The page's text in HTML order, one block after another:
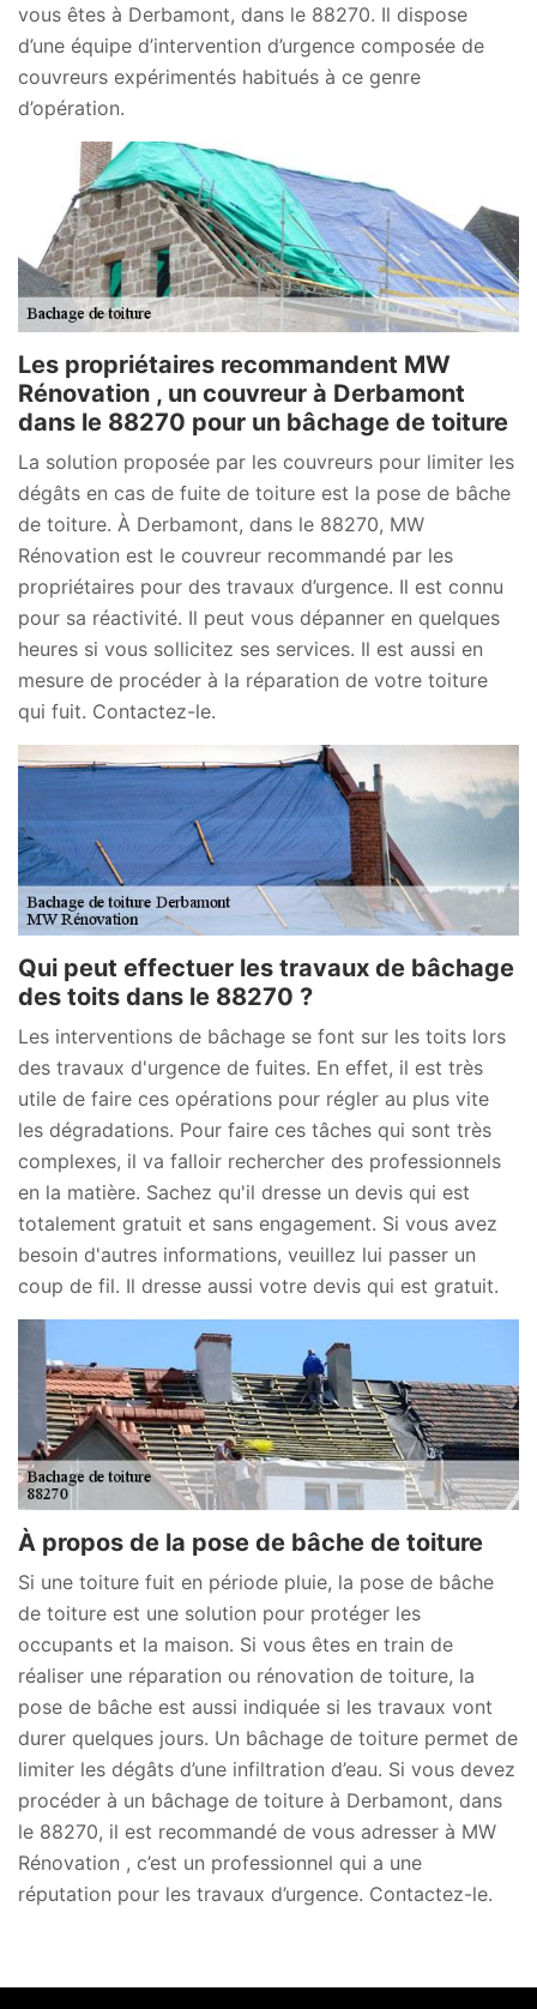
vous êtes à Derbamont, dans le 88270. Il dispose
d’une équipe d’intervention d’urgence composée de
couvreurs expérimentés habitués à ce genre
d’opération.
Les propriétaires recommandent MW
Rénovation , un couvreur à Derbamont
dans le 88270 pour un bâchage de toiture
La solution proposée par les couvreurs pour limiter les
dégâts en cas de fuite de toiture est la pose de bâche
de toiture. À Derbamont, dans le 88270, MW
Rénovation est le couvreur recommandé par les
propriétaires pour des travaux d’urgence. Il est connu
pour sa réactivité. Il peut vous dépanner en quelques
heures si vous sollicitez ses services. Il est aussi en
mesure de procéder à la réparation de votre toiture
qui fuit. Contactez-le.
Qui peut effectuer les travaux de bâchage
des toits dans le 88270 ?
Les interventions de bâchage se font sur les toits lors
des travaux d'urgence de fuites. En effet, il est très
utile de faire ces opérations pour régler au plus vite
les dégradations. Pour faire ces tâches qui sont très
complexes, il va falloir rechercher des professionnels
en la matière. Sachez qu'il dresse un devis qui est
totalement gratuit et sans engagement. Si vous avez
besoin d'autres informations, veuillez lui passer un
coup de fil. Il dresse aussi votre devis qui est gratuit.
À propos de la pose de bâche de toiture
Si une toiture fuit en période pluie, la pose de bâche
de toiture est une solution pour protéger les
occupants et la maison. Si vous êtes en train de
réaliser une réparation ou rénovation de toiture, la
pose de bâche est aussi indiquée si les travaux vont
durer quelques jours. Un bâchage de toiture permet de
limiter les dégâts d’une infiltration d’eau. Si vous devez
procéder à un bâchage de toiture à Derbamont, dans
le 88270, il est recommandé de vous adresser à MW
Rénovation , c’est un professionnel qui a une
réputation pour les travaux d’urgence. Contactez-le.